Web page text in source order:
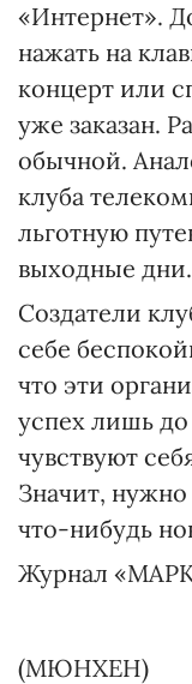
«Интернет».
нажать на
концерт или
уже заказан.
обычной.
клуба
льготную
выходные дни.
Создатели
себе
что эти
успех лишь
чувствуют
Значит,
что-нибудь
Журнал
(МЮНХЕН)